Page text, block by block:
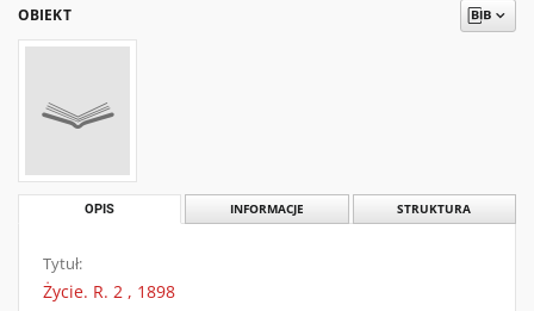
OBIEKT
OPIS INFORMACJE STRUKTURA
Tytuł:
Życie. R. 2 , 1898